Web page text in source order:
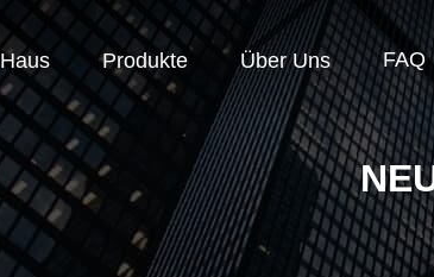
Haus Produkte Über Uns FAQ